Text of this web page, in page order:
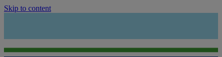
Skip to content